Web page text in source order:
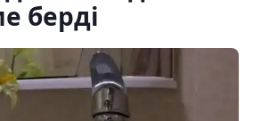
берді